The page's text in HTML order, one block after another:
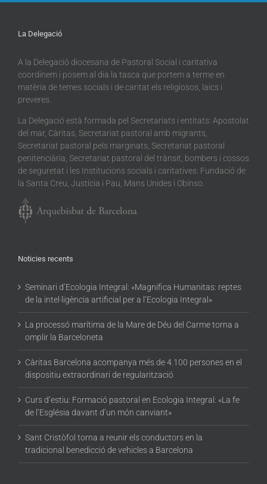
La Delegació
A la Delegació diocesana de Pastoral Social i caritativa
coordinem i posem al dia la tasca que portem a terme en
matèria de temes socials i de caritat els religiosos, laics i
preveres.
La Delegació està formada pel Secretariats i entitats: Apostolat
del mar, Càritas, Secretariat pastoral amb migrants,
Secretariat pastoral pels marginats, Secretariat pastoral
penitenciària, Secretariat pastoral del trànsit, bombers i cossos
de seguretat i les Institucions socials i caritatives: Fundació de
la Santa Creu, Justícia i Pau, Mans Unides i Obinso.
Noticies recents
Seminari d’Ecologia Integral: «Magnifica Humanitas: reptes
de la intel·ligència artificial per a l’Ecologia Integral»
La processó marítima de la Mare de Déu del Carme torna a
omplir la Barceloneta
Càritas Barcelona acompanya més de 4.100 persones en el
dispositiu extraordinari de regularització
Curs d’estiu: Formació pastoral en Ecologia Integral: «La fe
de l’Església davant d’un món canviant»
Sant Cristòfol torna a reunir els conductors en la
tradicional benedicció de vehicles a Barcelona